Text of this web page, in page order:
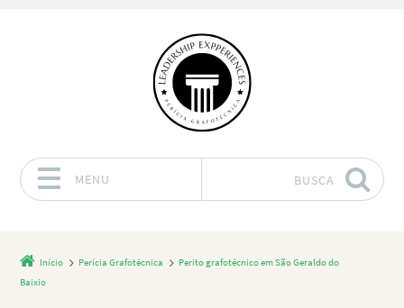
MENU BUSCA
Início Perícia Grafotécnica
Perito grafotécnico em São Geraldo do
Baixio